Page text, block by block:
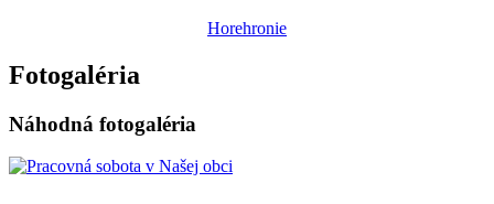
Horehronie
Fotogaléria
Náhodná fotogaléria